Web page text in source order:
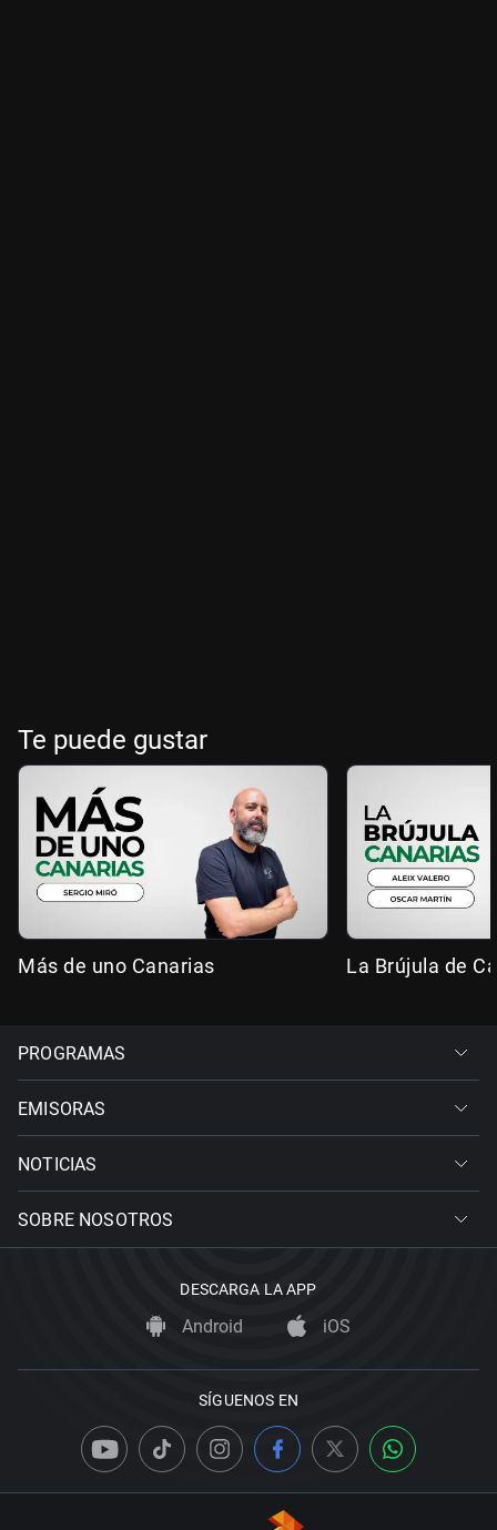
Te puede gustar
Más de uno Canarias La Brújula de
PROGRAMAS
EMISORAS
NOTICIAS
SOBRE NOSOTROS
DESCARGA LA APP
Android iOS
SÍGUENOS EN